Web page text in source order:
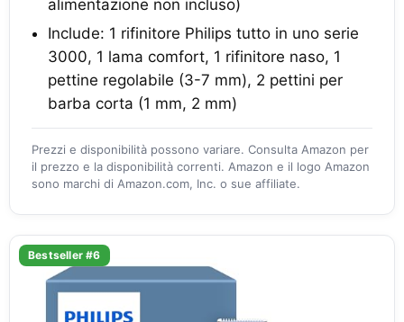
alimentazione non incluso)
Include: 1 rifinitore Philips tutto in uno serie
3000, 1 lama comfort, 1 rifinitore naso, 1
pettine regolabile (3-7 mm), 2 pettini per
barba corta (1 mm, 2 mm)
Prezzi e disponibilità possono variare. Consulta Amazon per
il prezzo e la disponibilità correnti. Amazon e il logo Amazon
sono marchi di Amazon.com, Inc. o sue affiliate.
Bestseller #6